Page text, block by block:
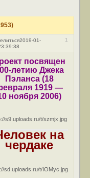
1
2019-01-
посвящен
летию Джекa
Пэлансa (18
1919 —
ноября 2006)
на
чердаке